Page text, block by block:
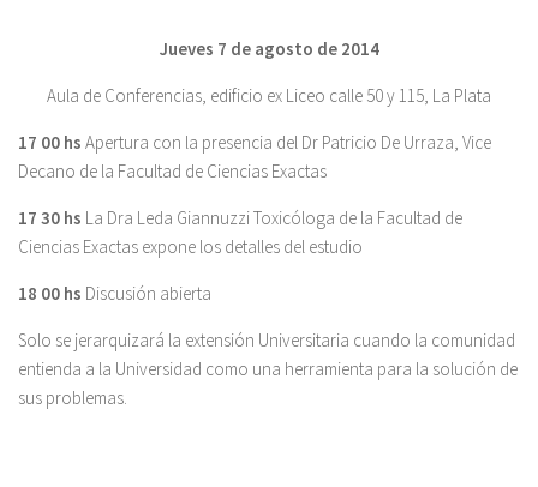
Jueves 7 de agosto de 2014
Aula de Conferencias, edificio ex Liceo calle 50 y 115, La Plata
17 00 hs Apertura con la presencia del Dr Patricio De Urraza, Vice
Decano de la Facultad de Ciencias Exactas
17 30 hs La Dra Leda Giannuzzi Toxicóloga de la Facultad de
Ciencias Exactas expone los detalles del estudio
18 00 hs Discusión abierta
Solo se jerarquizará la extensión Universitaria cuando la comunidad
entienda a la Universidad como una herramienta para la solución de
sus problemas.